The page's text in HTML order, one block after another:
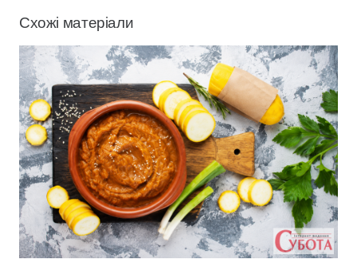
Схожі матеріали